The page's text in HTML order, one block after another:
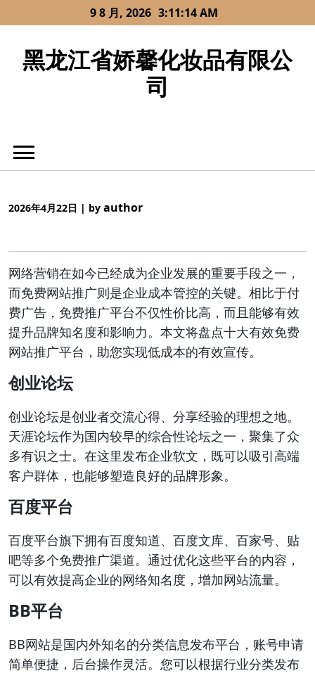
to
9 8 月, 2026 3:11:14 AM
黑龙江省娇馨化妆品有限公
司
2026年4月22日 | by author
网络营销在如今已经成为企业发展的重要手段之一，
而免费网站推广则是企业成本管控的关键。相比于付
费广告，免费推广平台不仅性价比高，而且能够有效
提升品牌知名度和影响力。本文将盘点十大有效免费
网站推广平台，助您实现低成本的有效宣传。
创业论坛
创业论坛是创业者交流心得、分享经验的理想之地。
天涯论坛作为国内较早的综合性论坛之一，聚集了众
多有识之士。在这里发布企业软文，既可以吸引高端
客户群体，也能够塑造良好的品牌形象。
百度平台
百度平台旗下拥有百度知道、百度文库、百家号、贴
吧等多个免费推广渠道。通过优化这些平台的内容，
可以有效提高企业的网络知名度，增加网站流量。
BB平台
BB网站是国内外知名的分类信息发布平台，账号申请
简单便捷，后台操作灵活。您可以根据行业分类发布